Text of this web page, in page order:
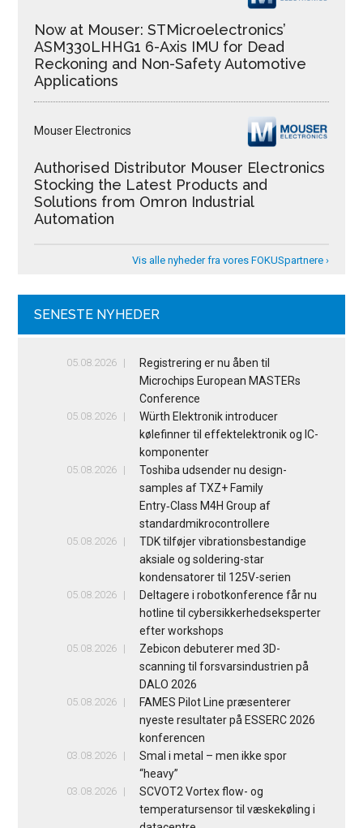
Now at Mouser: STMicroelectronics’
ASM330LHHG1 6-Axis IMU for Dead
Reckoning and Non-Safety Automotive
Applications
Mouser Electronics
Authorised Distributor Mouser Electronics
Stocking the Latest Products and
Solutions from Omron Industrial
Automation
Vis alle nyheder fra vores FOKUSpartnere ›
SENESTE NYHEDER
05.08.2026
Registrering er nu åben til
Microchips European MASTERs
Conference
05.08.2026
Würth Elektronik introducer
kølefinner til effektelektronik og IC-
komponenter
05.08.2026
Toshiba udsender nu design-
samples af TXZ+ Family
Entry‑Class M4H Group af
standardmikrocontrollere
05.08.2026
TDK tilføjer vibrationsbestandige
aksiale og soldering-star
kondensatorer til 125V-serien
05.08.2026
Deltagere i robotkonference får nu
hotline til cybersikkerhedseksperter
efter workshops
05.08.2026
Zebicon debuterer med 3D-
scanning til forsvarsindustrien på
DALO 2026
05.08.2026
FAMES Pilot Line præsenterer
nyeste resultater på ESSERC 2026
konferencen
03.08.2026
Smal i metal – men ikke spor
“heavy”
03.08.2026
SCVOT2 Vortex flow- og
temperatursensor til væskekøling i